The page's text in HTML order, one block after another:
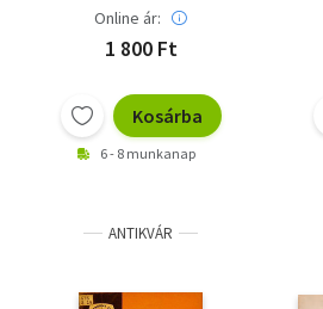
Online ár:
1 800 Ft
Kosárba
6 - 8 munkanap
ANTIKVÁR